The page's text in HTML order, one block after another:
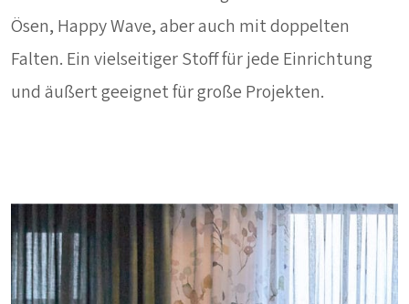
Ösen, Happy Wave, aber auch mit doppelten
Falten. Ein vielseitiger Stoff für jede Einrichtung
und äußert geeignet für große Projekten.